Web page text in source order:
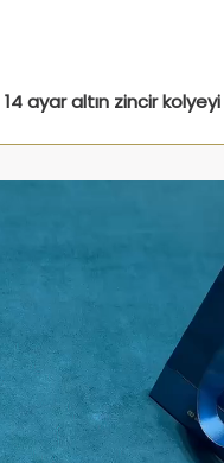
14 ayar altın zincir kolyeyi